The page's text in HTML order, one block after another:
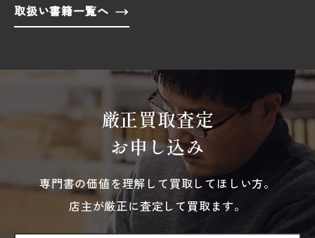
取扱い書籍一覧へ
厳正買取査定
お申し込み
専門書の価値を理解して買取してほしい方。
店主が厳正に査定して買取ます。